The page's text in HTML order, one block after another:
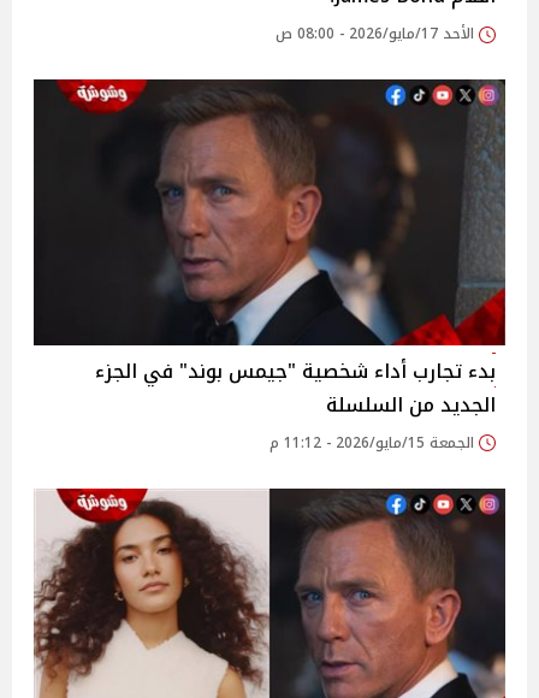
الأحد 17/مايو/2026 - 08:00 ص
بدء تجارب أداء شخصية "جيمس بوند" في الجزء
الجديد من السلسلة
الجمعة 15/مايو/2026 - 11:12 م